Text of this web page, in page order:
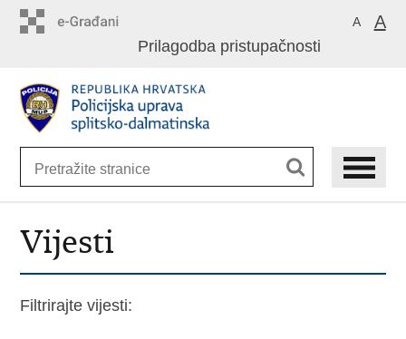
sadržaj
A A
Prilagodba pristupačnosti
Vijesti
Filtrirajte vijesti: